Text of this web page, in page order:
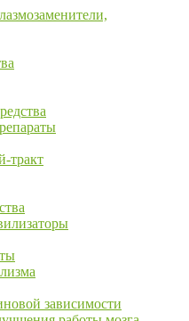
тракт
зависимости